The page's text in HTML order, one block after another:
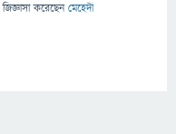
জিজ্ঞাসাকরেছেনমেহেদী